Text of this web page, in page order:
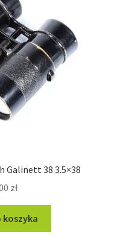
Galinett 38 3.5×38
zł
koszyka